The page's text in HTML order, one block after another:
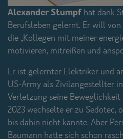
Alexander Stumpfhat dank
Berufsleben gelernt. Er will
die „Kollegen mit meiner
motivieren, mitreißen und
Er ist gelernter Elektriker und
US-Army als Zivilangestellter
Verletzung seine
2023 wechselte er zu Sedotec,
bis dahin nicht kannte. Aber
Baumann hatte sich schon